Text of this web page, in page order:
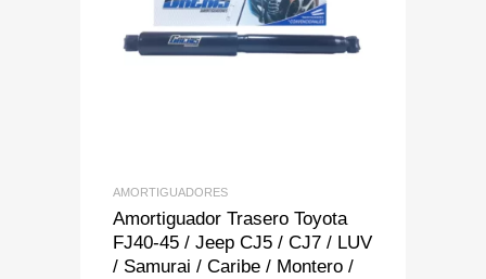
Add to Wishlist
Add to Compare
AMORTIGUADORES
Amortiguador Trasero Toyota
FJ40-45 / Jeep CJ5 / CJ7 / LUV
/ Samurai / Caribe / Montero /